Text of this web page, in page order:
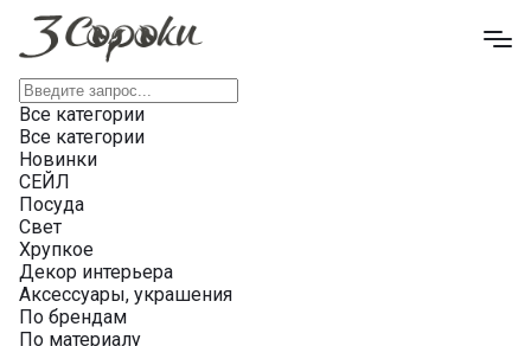
Все категории
Все категории
Новинки
СЕЙЛ
Посуда
Свет
Хрупкое
Декор интерьера
Аксессуары, украшения
По брендам
По материалу